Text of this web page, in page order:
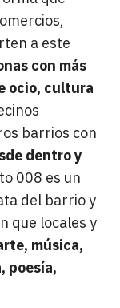
a este
con más
ocio, cultura
barrios con
dentro y
008 es un
del barrio y
que locales y
música,
poesía,